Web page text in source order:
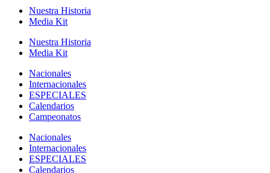
Nuestra Historia
Media Kit
Nuestra Historia
Media Kit
Nacionales
Internacionales
ESPECIALES
Calendarios
Campeonatos
Nacionales
Internacionales
ESPECIALES
Calendarios